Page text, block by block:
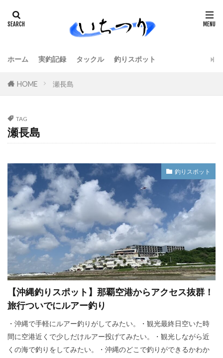
ホーム 実釣記録 タックル 釣りスポット
HOME 瀬長島
TAG
瀬長島
釣りスポット
【沖縄釣りスポット】那覇空港からアクセス抜群！
旅行ついでにルアー釣り
・沖縄で手軽にルアー釣りがしてみたい。・観光最終日空いた時
間に空港近くで少しだけルアー投げてみたい。・観光しながら近
くの海で釣りをしてみたい。・沖縄のどこで釣りができるかわか